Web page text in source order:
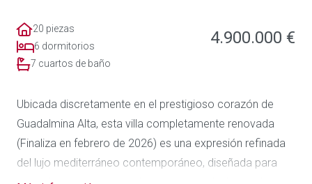
20 piezas
6 dormitorios
7 cuartos de baño
4.900.000 €
Ubicada discretamente en el prestigioso corazón de
Guadalmina Alta, esta villa completamente renovada
(Finaliza en febrero de 2026) es una expresión refinada
del lujo mediterráneo contemporáneo, diseñada para